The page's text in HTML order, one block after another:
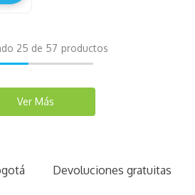
25 de 57
Devoluciones gratuitas